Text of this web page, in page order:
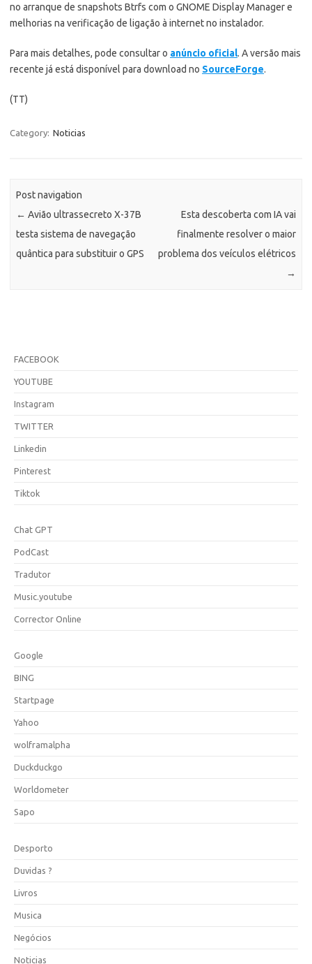
no arranque de snapshots Btrfs com o GNOME Display Manager e
melhorias na verificação de ligação à internet no instalador.
Para mais detalhes, pode consultar o anúncio oficial. A versão mais
recente já está disponível para download no SourceForge.
(TT)
Category: Noticias
Post navigation
← Avião ultrassecreto X-37B
testa sistema de navegação
quântica para substituir o GPS
Esta descoberta com IA vai
finalmente resolver o maior
problema dos veículos elétricos
→
FACEBOOK
YOUTUBE
Instagram
TWITTER
Linkedin
Pinterest
Tiktok
Chat GPT
PodCast
Tradutor
Music.youtube
Corrector Online
Google
BING
Startpage
Yahoo
wolframalpha
Duckduckgo
Worldometer
Sapo
Desporto
Duvidas ?
Livros
Musica
Negócios
Noticias